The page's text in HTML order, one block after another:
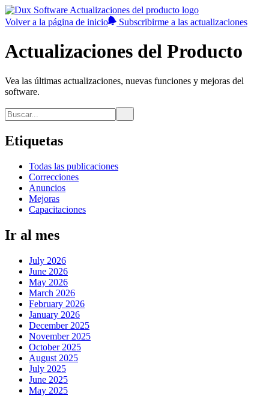
Volver a la página de inicio Subscribirme a las actualizaciones
Actualizaciones del Producto
Vea las últimas actualizaciones, nuevas funciones y mejoras del
software.
Etiquetas
Todas las publicaciones
Correcciones
Anuncios
Mejoras
Capacitaciones
Ir al mes
July 2026
June 2026
May 2026
March 2026
February 2026
January 2026
December 2025
November 2025
October 2025
August 2025
July 2025
June 2025
May 2025